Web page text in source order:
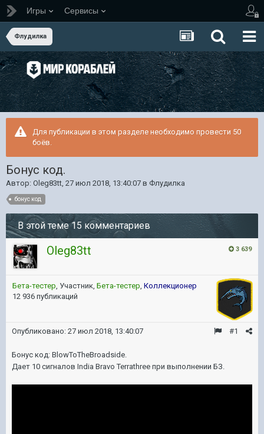
Игры Сервисы
Флудилка
Для публикации в этом разделе необходимо провести 50
боёв.
Бонус код.
Автор: Oleg83tt, 27 июл 2018, 13:40:07 в Флудилка
бонус код
В этой теме 15 комментариев
3 639
Oleg83tt
Бета-тестер , Участник, Бета-тестер Коллекционер
12 936 публикаций
#1
Опубликовано: 27 июл 2018, 13:40:07
Бонус код: BlowToTheBroadside.
Дает 10 сигналов India Bravo Terrathree при выполнении БЗ.